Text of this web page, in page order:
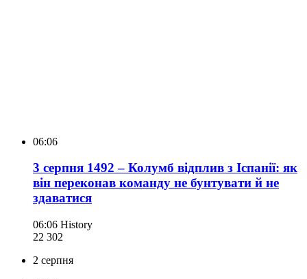
06:06
3 серпня 1492 – Колумб відплив з Іспанії: як
він переконав команду не бунтувати й не
здаватися
06:06 History
22 302
2 серпня